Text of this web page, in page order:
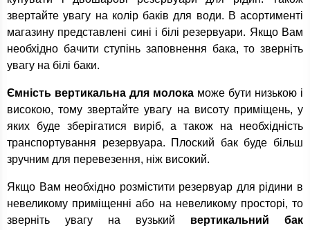
звертайте увагу на колір баків для води. В асортименті
магазину представлені сині і білі резервуари. Якщо Вам
необхідно бачити ступінь заповнення бака, то зверніть
увагу на білі баки.
Ємність вертикальна для молока може бути низькою і
високою, тому звертайте увагу на висоту приміщень, у
яких буде зберігатися виріб, а також на необхідність
транспортування резервуара. Плоский бак буде більш
зручним для перевезення, ніж високий.
Якщо Вам необхідно розмістити резервуар для рідини в
невеликому приміщенні або на невеликому просторі, то
зверніть увагу на вузький вертикальний бак